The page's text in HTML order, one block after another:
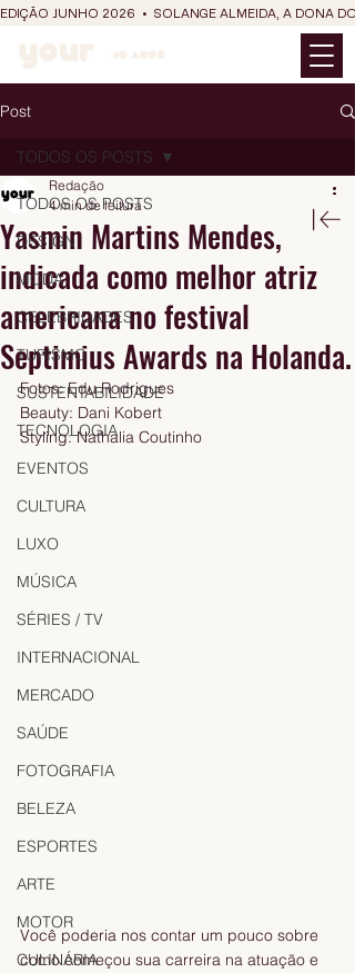
EDIÇÃO JUNHO 2026  •  SOLANGE ALMEIDA, A DONA
Post
TODOS OS POSTS
DESIGN
MODA
CELEBRIDADES
TURISMO
SUSTENTABILIDADE
TECNOLOGIA
EVENTOS
CULTURA
LUXO
MÚSICA
SÉRIES / TV
INTERNACIONAL
MERCADO
SAÚDE
FOTOGRAFIA
BELEZA
ESPORTES
ARTE
MOTOR
CULINÁRIA
TODOS OS POSTS
Yasmin Martins Mendes,
indicada como melhor atriz
americana no festival
Septimius Awards na Holanda.
Redação
4 min de leitura
Fotos: Edu Rodrigues
Beauty: Dani Kobert
Styling: Nathalia Coutinho
Você poderia nos contar um pouco sobre
como começou sua carreira na atuação e